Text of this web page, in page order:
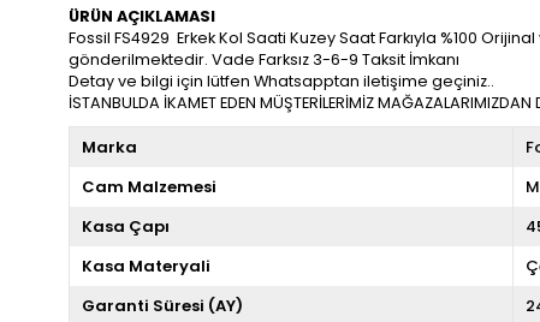
ÜRÜN AÇIKLAMASI
Fossil FS4929 Erkek Kol Saati Kuzey Saat Farkıyla %100
gönderilmektedir. Vade Farksız 3-6-9 Taksit İmkanı
Detay ve bilgi için lütfen Whatsapptan iletişime geçiniz..
İSTANBULDA İKAMET EDEN MÜŞTERİLERİMİZ MAĞAZALARIMIZDAN
Marka
Cam Malzemesi
Kasa Çapı
Kasa Materyali
Garanti Süresi (AY)